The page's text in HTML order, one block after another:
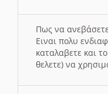
Πως να
Ειναι πολυ
καταλαβετε και
θελετε) να